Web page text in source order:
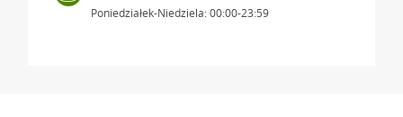
Poniedziałek-Niedziela: 00:00-23:59